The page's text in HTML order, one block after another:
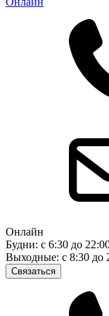
Онлайн
Будни: с 6:30 до
Выходные: с 8:30
Связаться